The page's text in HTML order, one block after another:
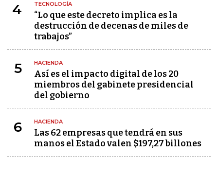
4 TECNOLOGÍA
“Lo que este decreto implica es la
destrucción de decenas de miles de
trabajos”
5 HACIENDA
Así es el impacto digital de los 20
miembros del gabinete presidencial
del gobierno
6 HACIENDA
Las 62 empresas que tendrá en sus
manos el Estado valen $197,27 billones